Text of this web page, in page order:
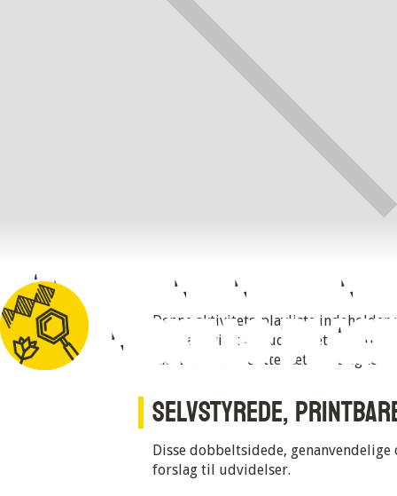
Danish Engineering
Design Skills
Denne aktivitets-playliste
Hver aktivitet inkluderer et printbart
Aktiviteterne i dette sæt er designet
SELVSTYREDE,
Disse dobbeltsidede,
forslag til udvidelser.